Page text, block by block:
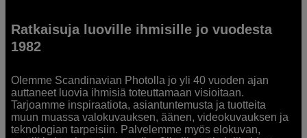
Ratkaisuja luoville ihmisille jo vuodesta
1982
Olemme Scandinavian Photolla jo yli 40 vuoden ajan
auttaneet luovia ihmisiä toteuttamaan visioitaan.
Tarjoamme inspiraatiota, asiantuntemusta ja tuotteita
muun muassa valokuvauksen, äänen, videokuvauksen ja
teknologian tarpeisiin. Palvelemme myös elokuvan,